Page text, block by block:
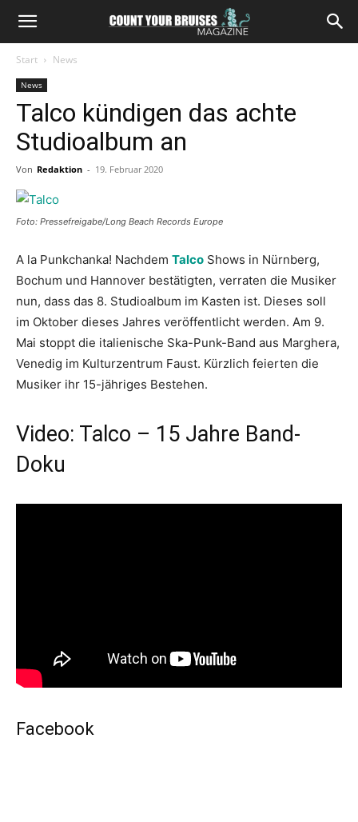
Start News
News
Talco kündigen das achte
Studioalbum an
Von Redaktion - 19. Februar 2020
Foto: Pressefreigabe/Long Beach Records Europe
A la Punkchanka! Nachdem Talco Shows in Nürnberg,
Bochum und Hannover bestätigten, verraten die Musiker
nun, dass das 8. Studioalbum im Kasten ist. Dieses soll
im Oktober dieses Jahres veröffentlicht werden. Am 9.
Mai stoppt die italienische Ska-Punk-Band aus Marghera,
Venedig im Kulturzentrum Faust. Kürzlich feierten die
Musiker ihr 15-jähriges Bestehen.
Video: Talco – 15 Jahre Band-
Doku
Facebook